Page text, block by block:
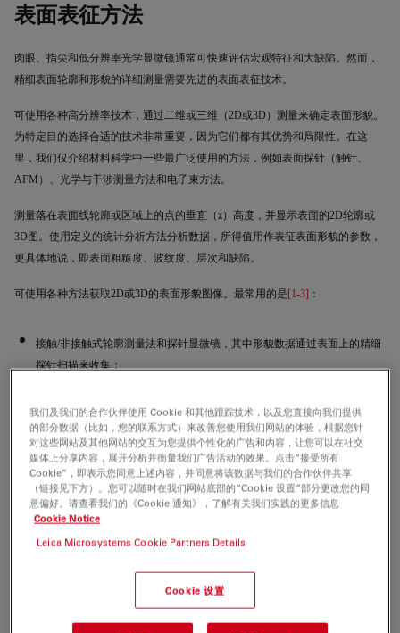
表面表征方法
肉眼、指尖和低分辨率光学显微镜通常可快速评估宏观特征和大缺陷。然而，
精细表面轮廓和形貌的详细测量需要先进的表面表征技术。
可使用各种高分辨率技术，通过二维或三维（2D或3D ）测量来确定表面形貌。
为特定目的选择合适的技术非常重要，因为它们都有其优势和局限性。在这
里，我们仅介绍材料科学中一些最广泛使用的方法，例如表面探针（触针、
AFM ）、光学与干涉测量方法和电子束方法。
测量落在表面线轮廓或区域上的点的垂直（z）高度，并显示表面的2D轮廓或
3D 图。使用定义的统计分析方法分析数据，所得值用作表征表面形貌的参数，
更具体地说，即表面粗糙度、波纹度、层次和缺陷。
可使用各种方法获取2D或3D的表面形貌图像。最常用的是 [1-3] ：
接触/非接触式轮廓测量法和探针显微镜，其中形貌数据通过表面上的精细
探针扫描来收集；
以及
使用通常需要特殊软件来显示3D形貌的扫描电子显微镜（SEM）。
常用的探针成像方法是原子力显微镜（AFM）。虽然其可获得非常高的横向
XY）和垂直（Z
坏的风险。此外，由于磨损和污染，探针的形状和尺寸可能在扫描期间发生改
我们及我们的合作伙伴使用 Cookie 和其他跟踪技术，以及您直接向我们提供
的部分数据（比如，您的联系方式）来改善您使用我们网站的体验，根据您针
对这些网站及其他网站的交互为您提供个性化的广告和内容，让您可以在社交
媒体上分享内容，展开分析并衡量我们广告活动的效果。点击“接受所有
Cookie”，即表示您同意上述内容，并同意将该数据与我们的合作伙伴共享
（链接见下方）。您可以随时在我们网站底部的“Cookie 设置”部分更改您的同
意偏好。请查看我们的《Cookie 通知》，了解有关我们实践的更多信息
Cookie Notice
Leica Microsystems Cookie Partners Details
Cookie 设置